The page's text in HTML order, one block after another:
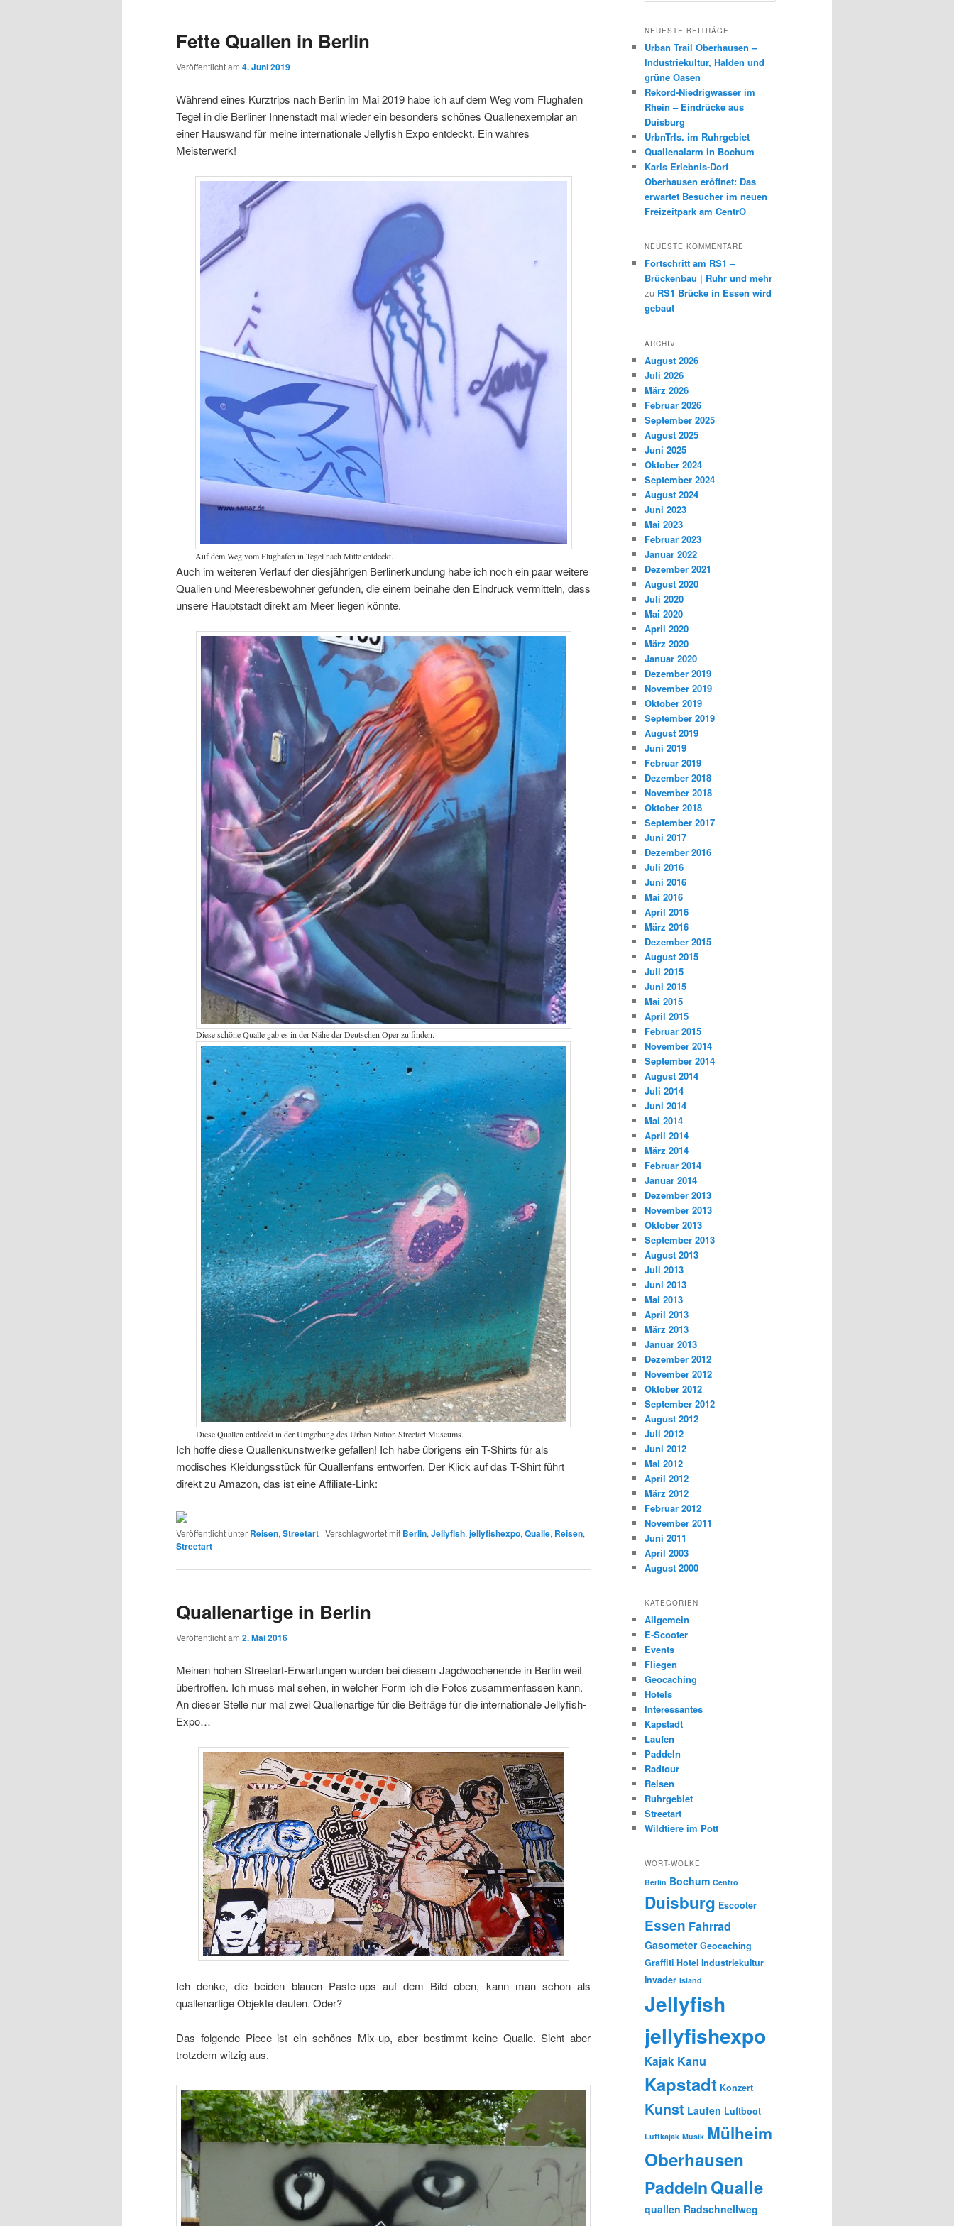
Fette Quallen in Berlin
Veröffentlicht am 4. Juni 2019
Während eines Kurztrips nach Berlin im Mai 2019 habe ich auf dem Weg vom Flughafen
Tegel in die Berliner Innenstadt mal wieder ein besonders schönes Quallenexemplar an
einer Hauswand für meine internationale Jellyfish Expo entdeckt. Ein wahres
Meisterwerk!
Auf dem Weg vom Flughafen in Tegel nach Mitte entdeckt.
Auch im weiteren Verlauf der diesjährigen Berlinerkundung habe ich noch ein paar weitere
Quallen und Meeresbewohner gefunden, die einem beinahe den Eindruck vermitteln, dass
unsere Hauptstadt direkt am Meer liegen könnte.
Diese schöne Qualle gab es in der Nähe der Deutschen Oper zu finden.
Diese Quallen entdeckt in der Umgebung des Urban Nation Streetart Museums.
Ich hoffe diese Quallenkunstwerke gefallen! Ich habe übrigens ein T-Shirts für als
modisches Kleidungsstück für Quallenfans entworfen. Der Klick auf das T-Shirt führt
direkt zu Amazon, das ist eine Affiliate-Link:
Veröffentlicht unter Reisen, Streetart | Verschlagwortet mit Berlin, Jellyfish, jellyfishexpo, Qualle, Reisen,
Streetart
Quallenartige in Berlin
Veröffentlicht am 2. Mai 2016
Meinen hohen Streetart-Erwartungen wurden bei diesem Jagdwochenende in Berlin weit
übertroffen. Ich muss mal sehen, in welcher Form ich die Fotos zusammenfassen kann.
An dieser Stelle nur mal zwei Quallenartige für die Beiträge für die internationale Jellyfish-
Expo…
Ich denke, die beiden blauen Paste-ups auf dem Bild oben, kann man schon als
quallenartige Objekte deuten. Oder?
Das folgende Piece ist ein schönes Mix-up, aber bestimmt keine Qualle. Sieht aber
trotzdem witzig aus.
h
n
NEUESTE BEITRÄGE
Urban Trail Oberhausen –
Industriekultur, Halden und
grüne Oasen
Rekord-Niedrigwasser im
Rhein – Eindrücke aus
Duisburg
UrbnTrls. im Ruhrgebiet
Quallenalarm in Bochum
Karls Erlebnis-Dorf
Oberhausen eröffnet: Das
erwartet Besucher im neuen
Freizeitpark am CentrO
NEUESTE KOMMENTARE
Fortschritt am RS1 –
Brückenbau | Ruhr und mehr
zu RS1 Brücke in Essen wird
gebaut
ARCHIV
August 2026
Juli 2026
März 2026
Februar 2026
September 2025
August 2025
Juni 2025
Oktober 2024
September 2024
August 2024
Juni 2023
Mai 2023
Februar 2023
Januar 2022
Dezember 2021
August 2020
Juli 2020
Mai 2020
April 2020
März 2020
Januar 2020
Dezember 2019
November 2019
Oktober 2019
September 2019
August 2019
Juni 2019
Februar 2019
Dezember 2018
November 2018
Oktober 2018
September 2017
Juni 2017
Dezember 2016
Juli 2016
Juni 2016
Mai 2016
April 2016
März 2016
Dezember 2015
August 2015
Juli 2015
Juni 2015
Mai 2015
April 2015
Februar 2015
November 2014
September 2014
August 2014
Juli 2014
Juni 2014
Mai 2014
April 2014
März 2014
Februar 2014
Januar 2014
Dezember 2013
November 2013
Oktober 2013
September 2013
August 2013
Juli 2013
Juni 2013
Mai 2013
April 2013
März 2013
Januar 2013
Dezember 2012
November 2012
Oktober 2012
September 2012
August 2012
Juli 2012
Juni 2012
Mai 2012
April 2012
März 2012
Februar 2012
November 2011
Juni 2011
April 2003
August 2000
KATEGORIEN
Allgemein
E-Scooter
Events
Fliegen
Geocaching
Hotels
Interessantes
Kapstadt
Laufen
Paddeln
Radtour
Reisen
Ruhrgebiet
Streetart
Wildtiere im Pott
WORT-WOLKE
Berlin Bochum Centro
Duisburg Escooter
Essen Fahrrad
Gasometer Geocaching
Graffiti Hotel Industriekultur
Invader Island
Jellyfish
jellyfishexpo
Kajak Kanu
Kapstadt Konzert
Kunst Laufen Luftboot
Luftkajak Musik Mülheim
Oberhausen
PaddelnQualle
quallen Radschnellweg